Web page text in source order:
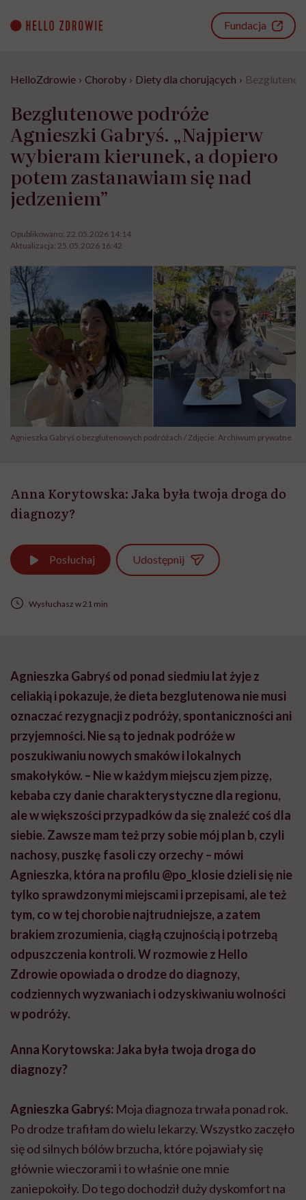
content
Fundacja
HelloZdrowie › Choroby › Diety dla chorujących ›
Bezglutenowe podróże
Agnieszki Gabryś. „Najpierw
wybieram kierunek, a dopiero
potem zastanawiam się nad
jedzeniem”
Opublikowano: 22.05.2026 14:14
Aktualizacja: 25.05.2026 16:42
Agnieszka Gabryś o bezglutenowych podróżach / Zdjęcie: Archiwum prywatne
Anna Korytowska: Jaka była twoja droga do
diagnozy?
Posłuchaj Udostępnij
Wysłuchasz w 21 min
Agnieszka Gabryś od ponad siedmiu lat żyje z
celiakią i pokazuje, że dieta bezglutenowa nie musi
oznaczać rezygnacji z podróży, spontaniczności ani
przyjemności. Nie są to jednak podróże w
poszukiwaniu nowych smaków i lokalnych
smakołyków. – Nie w każdym miejscu zjem pizzę,
kebaba czy danie charakterystyczne dla regionu,
ale w większości przypadków da się znaleźć coś dla
siebie. Zawsze mam też przy sobie mój plan b, czyli
nachosy, puszkę fasoli czy orzechy – mówi
Agnieszka, która na profilu @po_klosie dzieli się nie
tylko sprawdzonymi miejscami i przepisami, ale też
tym, co w tej chorobie najtrudniejsze, a zatem
brakiem zrozumienia, ciągłą czujnością i potrzebą
odpuszczenia kontroli. W rozmowie z Hello
Zdrowie opowiada o drodze do diagnozy,
codziennych wyzwaniach i odzyskiwaniu wolności
w podróży.
Anna Korytowska:Jaka była twoja droga do
diagnozy?
Agnieszka Gabryś: Moja diagnoza trwała ponad rok.
Po drodze trafiłam do wielu lekarzy. Wszystko zaczęło
się od silnych bólów brzucha, które pojawiały się
głównie wieczorami i to właśnie one mnie
zaniepokoiły. Do tego dochodził duży dyskomfort na